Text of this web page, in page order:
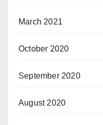
March 2021
October 2020
September 2020
August 2020